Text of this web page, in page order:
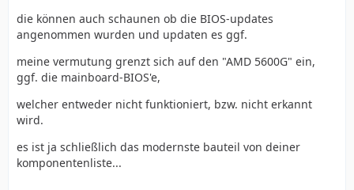
die können auch schaunen ob die BIOS-updates
angenommen wurden und updaten es ggf.
meine vermutung grenzt sich auf den "AMD 5600G" ein,
ggf. die mainboard-BIOS'e,
welcher entweder nicht funktioniert, bzw. nicht erkannt
wird.
es ist ja schließlich das modernste bauteil von deiner
komponentenliste...